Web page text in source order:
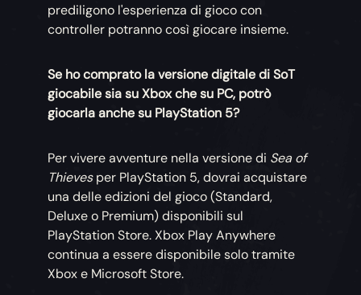
prediligono l'esperienza di gioco con
controller potranno così giocare insieme.
Se ho comprato la versione digitale di SoT
giocabile sia su Xbox che su PC, potrò
giocarla anche su PlayStation 5?
Per vivere avventure nella versione di Sea of
Thievesper PlayStation 5, dovrai acquistare
una delle edizioni del gioco (Standard,
Deluxe o Premium) disponibili sul
PlayStation Store. Xbox Play Anywhere
continua a essere disponibile solo tramite
Xbox e Microsoft Store.